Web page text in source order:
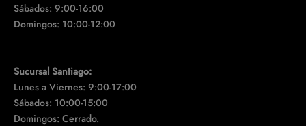
Sábados: 9:00-16:00
Domingos: 10:00-12:00
Sucursal Santiago:
Lunes a Viernes: 9:00-17:00
Sábados: 10:00-15:00
Domingos: Cerrado.